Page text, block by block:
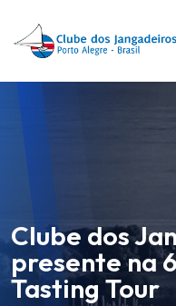
Clube dos
presente na
Tasting Tour